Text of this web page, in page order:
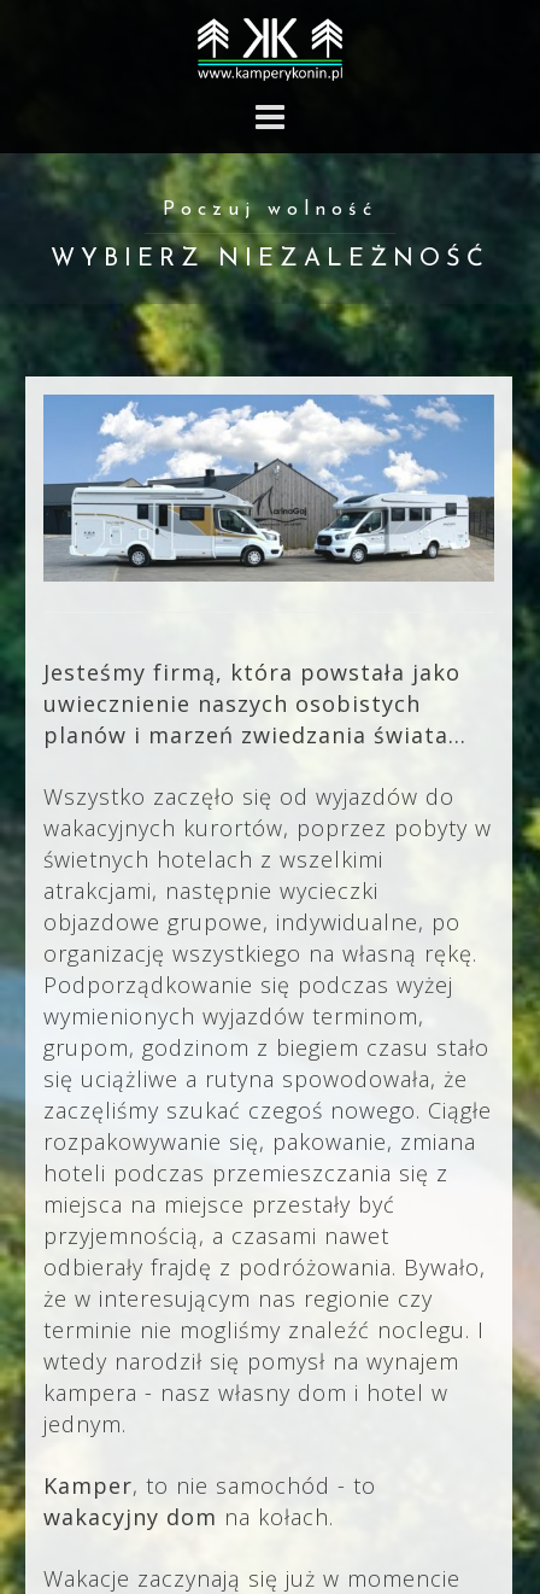
Poczuj wolność
WYBIERZ NIEZALEŻNOŚĆ
Jesteśmy firmą, która powstała jako
uwiecznienie naszych osobistych
planów i marzeń zwiedzania świata...
Wszystko zaczęło się od wyjazdów do
wakacyjnych kurortów, poprzez pobyty w
świetnych hotelach z wszelkimi
atrakcjami, następnie wycieczki
objazdowe grupowe, indywidualne, po
organizację wszystkiego na własną rękę.
Podporządkowanie się podczas wyżej
wymienionych wyjazdów terminom,
grupom, godzinom z biegiem czasu stało
się uciążliwe a rutyna spowodowała, że
zaczęliśmy szukać czegoś nowego. Ciągłe
rozpakowywanie się, pakowanie, zmiana
hoteli podczas przemieszczania się z
miejsca na miejsce przestały być
przyjemnością, a czasami nawet
odbierały frajdę z podróżowania. Bywało,
że w interesującym nas regionie czy
terminie nie mogliśmy znaleźć noclegu. I
wtedy narodził się pomysł na wynajem
kampera - nasz własny dom i hotel w
jednym.
Kamper, to nie samochód - to
wakacyjny dom na kołach.
Wakacje zaczynają się już w momencie